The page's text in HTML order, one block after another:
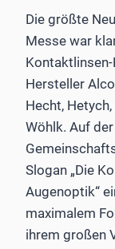
Die größte
Messe war
Hersteller
Hecht,
Wöhlk. Auf
Slogan „Die
Augenoptik“
maximalem
ihrem großen